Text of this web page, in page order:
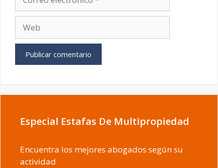
electrónico
Especial Estafas De Multipropiedad
Encuentra los mejores abogados según su
actividad